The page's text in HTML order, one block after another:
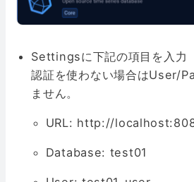
Settingsに下記の項目を入力
認証を使わない場合はUser/
ません。
URL: http://
Database: test01